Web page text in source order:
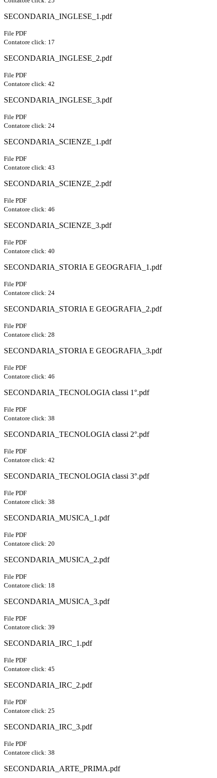
SECONDARIA_INGLESE_1.pdf
File PDF
Contatore click: 17
SECONDARIA_INGLESE_2.pdf
File PDF
Contatore click: 42
SECONDARIA_INGLESE_3.pdf
File PDF
Contatore click: 24
SECONDARIA_SCIENZE_1.pdf
File PDF
Contatore click: 43
SECONDARIA_SCIENZE_2.pdf
File PDF
Contatore click: 46
SECONDARIA_SCIENZE_3.pdf
File PDF
Contatore click: 40
SECONDARIA_STORIA E GEOGRAFIA_1.pdf
File PDF
Contatore click: 24
SECONDARIA_STORIA E GEOGRAFIA_2.pdf
File PDF
Contatore click: 28
SECONDARIA_STORIA E GEOGRAFIA_3.pdf
File PDF
Contatore click: 46
SECONDARIA_TECNOLOGIA classi 1°.pdf
File PDF
Contatore click: 38
SECONDARIA_TECNOLOGIA classi 2°.pdf
File PDF
Contatore click: 42
SECONDARIA_TECNOLOGIA classi 3°.pdf
File PDF
Contatore click: 38
SECONDARIA_MUSICA_1.pdf
File PDF
Contatore click: 20
SECONDARIA_MUSICA_2.pdf
File PDF
Contatore click: 18
SECONDARIA_MUSICA_3.pdf
File PDF
Contatore click: 39
SECONDARIA_IRC_1.pdf
File PDF
Contatore click: 45
SECONDARIA_IRC_2.pdf
File PDF
Contatore click: 25
SECONDARIA_IRC_3.pdf
File PDF
Contatore click: 38
SECONDARIA_ARTE_PRIMA.pdf